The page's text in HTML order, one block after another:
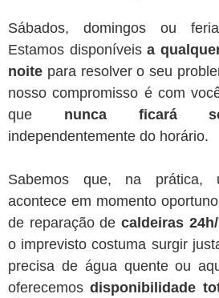
Sábados, domingos ou
Estamos disponíveis a
noite para resolver o seu
nosso compromisso é com
que nunca ficará
independentemente do horário.
Sabemos que, na prática,
acontece em momento
de reparação de caldeiras
o imprevisto costuma surgir
precisa de água quente ou
oferecemosdisponibilidade